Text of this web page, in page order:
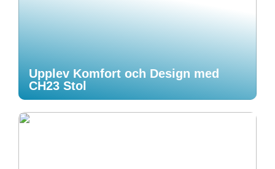
Upplev Komfort och Design med
CH23 Stol